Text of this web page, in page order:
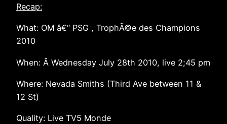
Recap:
What: OM â€“ PSG , TrophÃ©e des Champions
2010
When: Â Wednesday July 28th 2010, live 2;45 pm
Where: Nevada Smiths (Third Ave between 11 &
12 St)
Quality: Live TV5 Monde